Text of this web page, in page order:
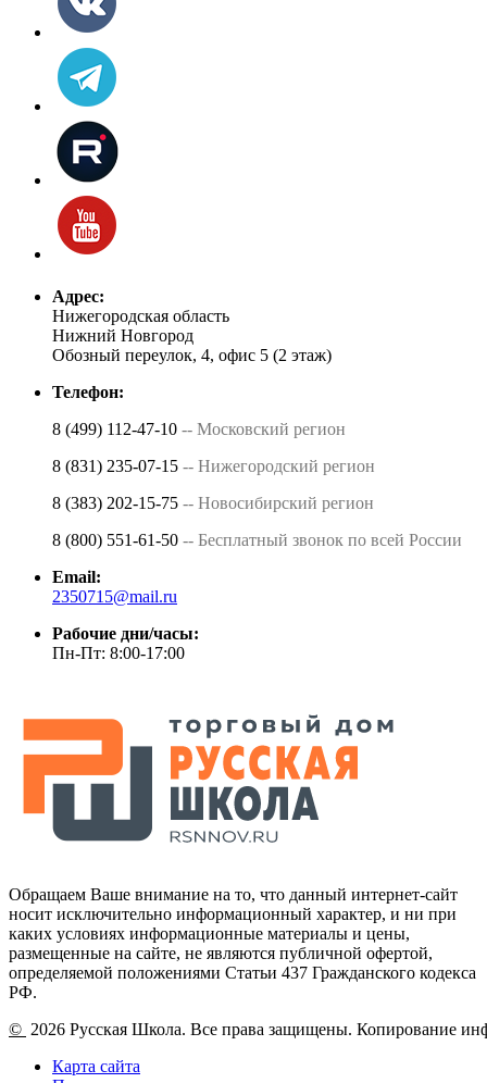
Адрес:
Нижегородская область
Нижний Новгород
Обозный переулок, 4, офис 5 (2 этаж)
Телефон:
8 (499) 112-47-10 -- Московский регион
8 (831) 235-07-15 -- Нижегородский регион
8 (383) 202-15-75 -- Новосибирский регион
8 (800) 551-61-50 -- Бесплатный звонок по всей России
Email:
2350715@mail.ru
Рабочие дни/часы:
Пн-Пт: 8:00-17:00
Обращаем Ваше внимание на то, что данный интернет-сайт
носит исключительно информационный характер, и ни при
каких условиях информационные материалы и цены,
размещенные на сайте, не являются публичной офертой,
определяемой положениями Статьи 437 Гражданского кодекса
РФ.
© 2026 Русская Школа. Все права защищены. Копирование
Карта сайта